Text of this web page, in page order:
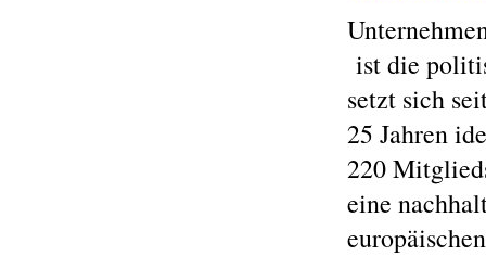
ist die
setzt sich
25 Jahren
220
eine